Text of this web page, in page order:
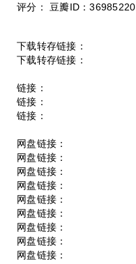
评分： 豆瓣ID：36985220
下载转存链接：
下载转存链接：
链接：
链接：
链接：
网盘链接：
网盘链接：
网盘链接：
网盘链接：
网盘链接：
网盘链接：
网盘链接：
网盘链接：
网盘链接：